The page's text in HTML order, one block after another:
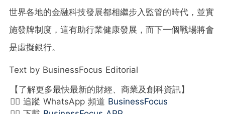
世界各地的金融科技發展都相繼步入監管的時代，並實
施發牌制度，這有助行業健康發展，而下一個戰場將會
是虛擬銀行。
Text by BusinessFocus Editorial
【了解更多最快最新的財經、商業及創科資訊】
👉🏻 追蹤 WhatsApp 頻道 BusinessFocus